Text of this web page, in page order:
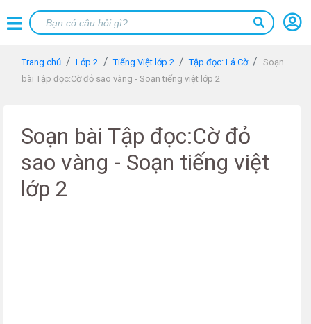
Trang chủ Lớp 2 Tiếng Việt lớp 2 Tập đọc: Lá Cờ
Soạn
bài Tập đọc:Cờ đỏ sao vàng - Soạn tiếng việt lớp 2
Soạn bài Tập đọc:Cờ đỏ
sao vàng - Soạn tiếng việt
lớp 2